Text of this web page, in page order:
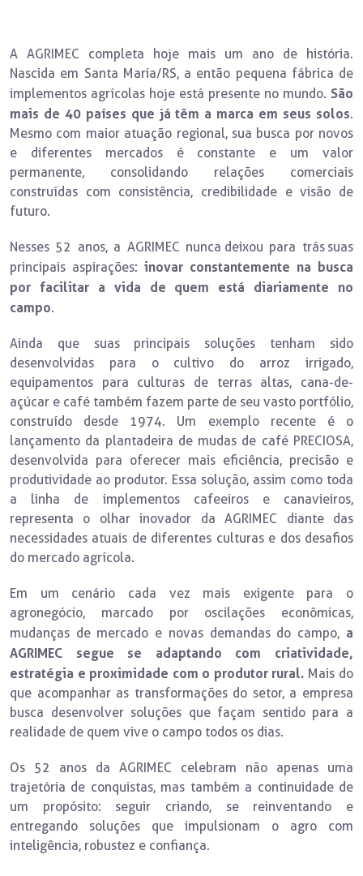
A AGRIMEC completa hoje mais um ano de história.
Nascida em Santa Maria/RS, a então pequena fábrica de
implementos agrícolas hoje está presente no mundo. São
mais de 40 países que já têm a marca em seus solos.
Mesmo com maior atuação regional, sua busca por novos
e diferentes mercados é constante e um valor
permanente, consolidando relações comerciais
construídas com consistência, credibilidade e visão de
futuro.
Nesses 52 anos, a AGRIMEC nunca deixou para trás suas
principais aspirações: inovar constantemente na busca
por facilitar a vida de quem está diariamente no
campo.
Ainda que suas principais soluções tenham sido
desenvolvidas para o cultivo do arroz irrigado,
equipamentos para culturas de terras altas, cana-de-
açúcar e café também fazem parte de seu vasto portfólio,
construído desde 1974. Um exemplo recente é o
lançamento da plantadeira de mudas de café PRECIOSA,
desenvolvida para oferecer mais eficiência, precisão e
produtividade ao produtor. Essa solução, assim como toda
a linha de implementos cafeeiros e canavieiros,
representa o olhar inovador da AGRIMEC diante das
necessidades atuais de diferentes culturas e dos desafios
do mercado agrícola.
Em um cenário cada vez mais exigente para o
agronegócio, marcado por oscilações econômicas,
mudanças de mercado e novas demandas do campo, a
AGRIMEC segue se adaptando com criatividade,
estratégia e proximidade com o produtor rural. Mais do
que acompanhar as transformações do setor, a empresa
busca desenvolver soluções que façam sentido para a
realidade de quem vive o campo todos os dias.
Os 52 anos da AGRIMEC celebram não apenas uma
trajetória de conquistas, mas também a continuidade de
um propósito: seguir criando, se reinventando e
entregando soluções que impulsionam o agro com
inteligência, robustez e confiança.